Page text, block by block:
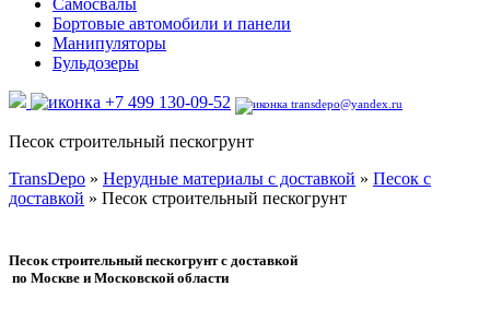
Самосвалы
Бортовые автомобили и панели
Манипуляторы
Бульдозеры
+7 499 130-09-52 transdepo@yandex.ru
Песок строительный пескогрунт
TransDepo » Нерудные материалы с доставкой » Песок с
доставкой » Песок строительный пескогрунт
Песок строительный пескогрунтс доставкой
по Москве и Московской области